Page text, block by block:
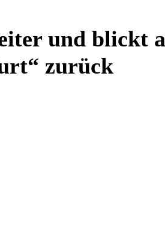
und blickt
zurück